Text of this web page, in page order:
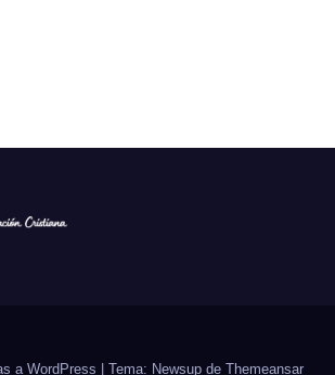
a WordPress Tema: Newsup de Themeansar